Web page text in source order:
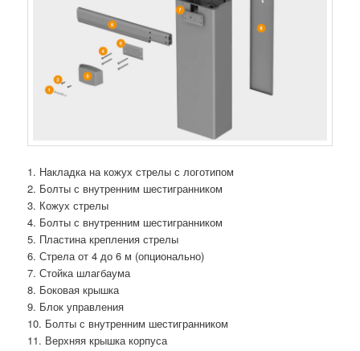
1. Нaкладка на кожух стрелы с логотипом
2. Болты с внутренним шестигранником
3. Кожух стрелы
4. Болты с внутренним шестигранником
5. Пластина крепления стрелы
6. Стрела от 4 до 6 м (опционально)
7. Стойка шлагбаума
8. Боковая крышка
9. Блок управления
10. Болты с внутренним шестигранником
11. Верхняя крышка корпуса